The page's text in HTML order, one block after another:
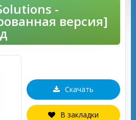
-
версия]
Скачать
В закладки